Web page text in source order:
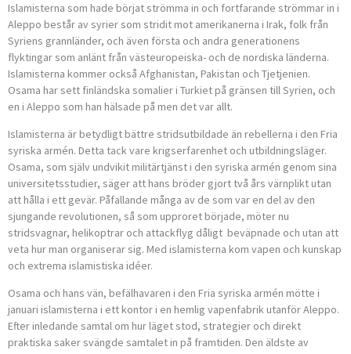
Islamisterna som hade börjat strömma in och fortfarande strömmar in i
Aleppo består av syrier som stridit mot amerikanerna i Irak, folk från
Syriens grannländer, och även första och andra generationens
flyktingar som anlänt från västeuropeiska- och de nordiska länderna.
Islamisterna kommer också Afghanistan, Pakistan och Tjetjenien.
Osama har sett finländska somalier i Turkiet på gränsen till Syrien, och
en i Aleppo som han hälsade på men det var allt.
Islamisterna är betydligt bättre stridsutbildade än rebellerna i den Fria
syriska armén. Detta tack vare krigserfarenhet och utbildningsläger.
Osama, som själv undvikit militärtjänst i den syriska armén genom sina
universitetsstudier, säger att hans bröder gjort två års värnplikt utan
att hålla i ett gevär. Påfallande många av de som var en del av den
sjungande revolutionen, så som upproret började, möter nu
stridsvagnar, helikoptrar och attackflyg dåligt beväpnade och utan att
veta hur man organiserar sig. Med islamisterna kom vapen och kunskap
och extrema islamistiska idéer.
Osama och hans vän, befälhavaren i den Fria syriska armén mötte i
januari islamisterna i ett kontor i en hemlig vapenfabrik utanför Aleppo.
Efter inledande samtal om hur läget stod, strategier och direkt
praktiska saker svängde samtalet in på framtiden. Den äldste av